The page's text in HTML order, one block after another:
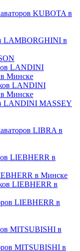
KUBOTA в
LAMBORGHINI в
LANDINI
Минске
LANDINI
Минске
LANDINI MASSEY
LIBRA в
LIEBHERR в
в Минске
LIEBHERR в
LIEBHERR в
MITSUBISHI в
MITSUBISHI в